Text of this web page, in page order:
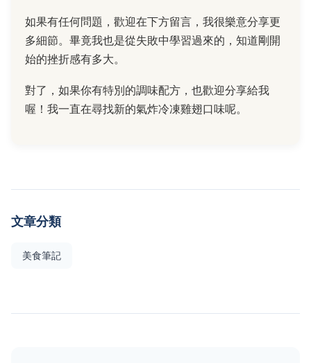
如果有任何問題，歡迎在下方留言，我很樂意分享更
多細節。畢竟我也是從失敗中學習過來的，知道剛開
始的挫折感有多大。
對了，如果你有特別的調味配方，也歡迎分享給我
喔！我一直在尋找新的氣炸冷凍雞翅口味呢。
文章分類
美食筆記